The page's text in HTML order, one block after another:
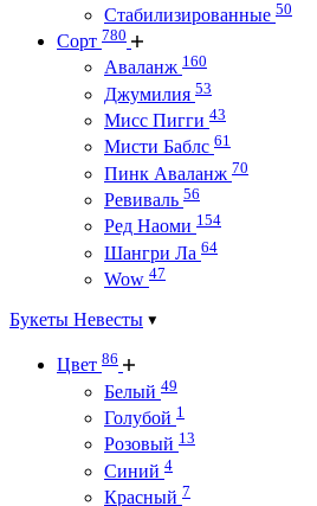
Стабилизированные 50
Сорт 780
Аваланж 160
Джумилия 53
Мисс Пигги 43
Мисти Баблс 61
Пинк Аваланж 70
Ревиваль 56
Ред Наоми 154
Шангри Ла 64
Wow 47
Букеты Невесты
Цвет 86
Белый 49
Голубой 1
Розовый 13
Синий 4
Красный 7